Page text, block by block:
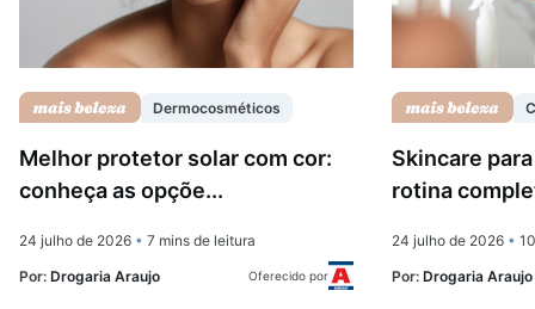
Dermocosméticos
Melhor protetor solar com cor:
conheça as opçõe...
24 julho de 2026 • 7 mins de leitura
Por: Drogaria Araujo Oferecido por
Skincare
rotina
24 julho de 2026 •
Por: Drogaria Araujo